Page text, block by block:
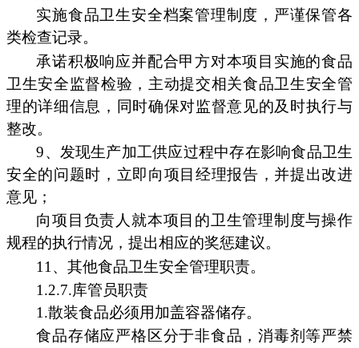
实施食品卫生安全档案管理制度，严谨保管各
类检查记录。
承诺积极响应并配合甲方对本项目实施的食品
卫生安全监督检验，主动提交相关食品卫生安全管
理的详细信息，同时确保对监督意见的及时执行与
整改。
9、发现生产加工供应过程中存在影响食品卫生
安全的问题时，立即向项目经理报告，并提出改进
意见；
向项目负责人就本项目的卫生管理制度与操作
规程的执行情况，提出相应的奖惩建议。
11、其他食品卫生安全管理职责。
1.2.7.库管员职责
1.散装食品必须用加盖容器储存。
食品存储应严格区分于非食品，消毒剂等严禁